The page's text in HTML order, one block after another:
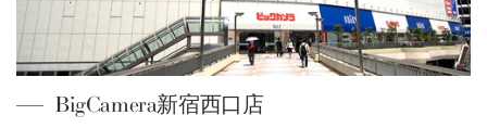
BigCamera新宿西口店